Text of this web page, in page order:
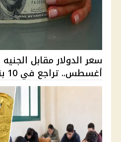
أغسطس.. تراجع في 10 بنوك وارت...